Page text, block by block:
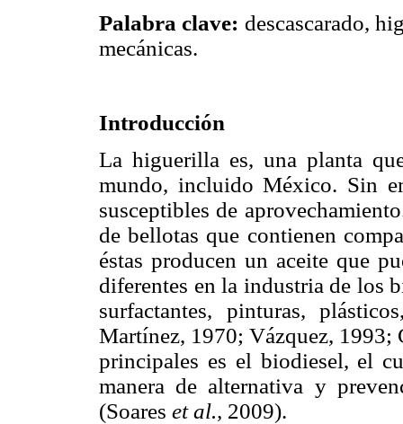
Palabra clave: descascarado,
mecánicas.
Introducción
La higuerilla es, una planta
mundo, incluido México. Sin
susceptibles de
de bellotas que contienen
éstas producen un aceite que
diferentes en la industria de los
surfactantes, pinturas,
Martínez, 1970; Vázquez,
principales es el biodiesel, el
manera de alternativa y
(Soares et al., 2009).